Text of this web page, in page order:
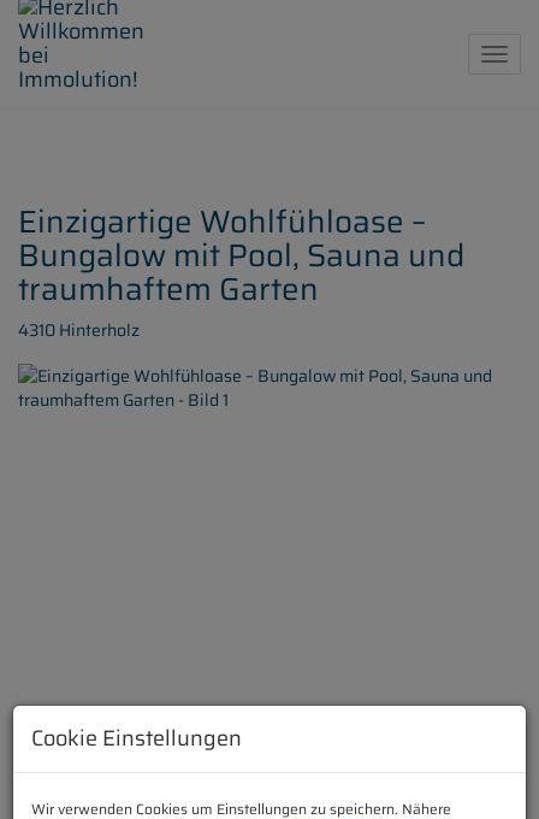
Einzigartige Wohlfühloase –
Bungalow mit Pool, Sauna und
traumhaftem Garten
4310 Hinterholz
Cookie Einstellungen
Wir verwenden Cookies um Einstellungen zu speichern. Nähere